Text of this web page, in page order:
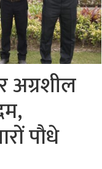
अग्रशील
पौधे